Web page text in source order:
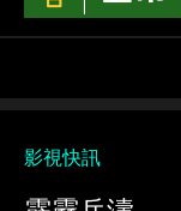
影視快訊